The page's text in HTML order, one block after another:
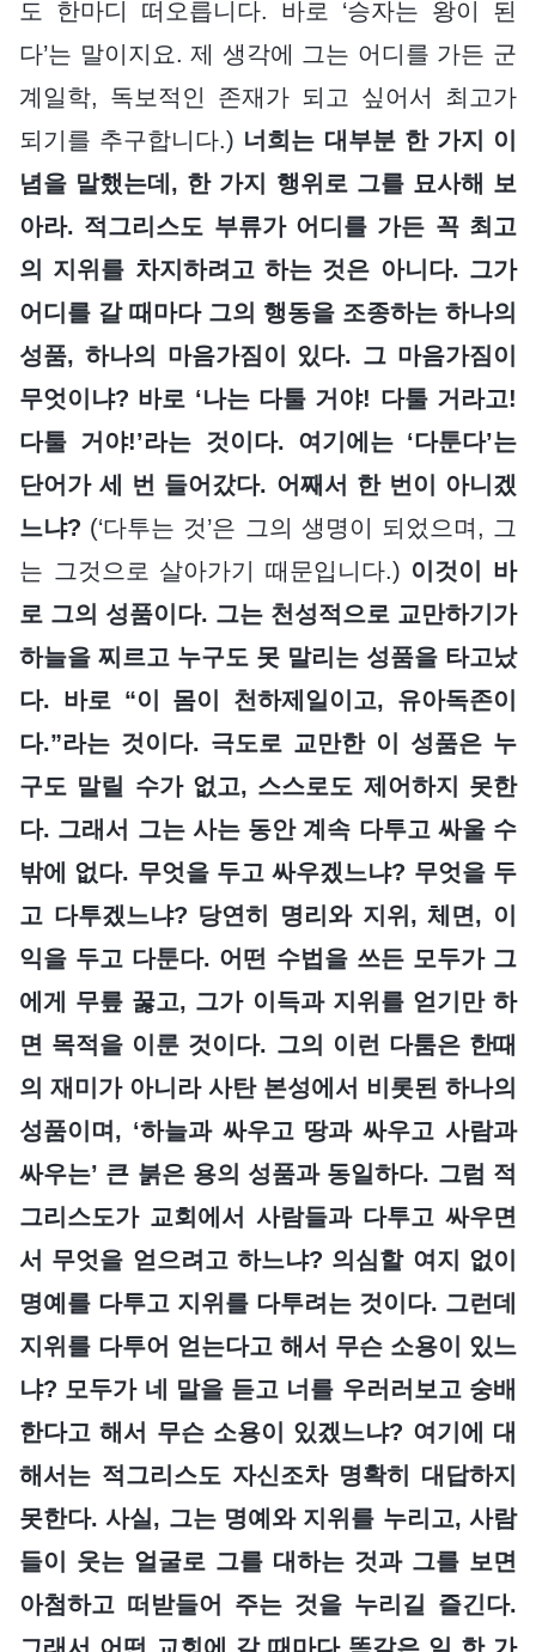
도 한마디 떠오릅니다. 바로 ‘승자는 왕이 된
다’는 말이지요. 제 생각에 그는 어디를 가든 군
계일학, 독보적인 존재가 되고 싶어서 최고가
되기를 추구합니다.) 너희는 대부분 한 가지 이
념을 말했는데, 한 가지 행위로 그를 묘사해 보
아라. 적그리스도 부류가 어디를 가든 꼭 최고
의 지위를 차지하려고 하는 것은 아니다. 그가
어디를 갈 때마다 그의 행동을 조종하는 하나의
성품, 하나의 마음가짐이 있다. 그 마음가짐이
무엇이냐? 바로 ‘나는 다툴 거야! 다툴 거라고!
다툴 거야!’라는 것이다. 여기에는 ‘다툰다’는
단어가 세 번 들어갔다. 어째서 한 번이 아니겠
느냐? (‘다투는 것’은 그의 생명이 되었으며, 그
는 그것으로 살아가기 때문입니다.) 이것이 바
로 그의 성품이다. 그는 천성적으로 교만하기가
하늘을 찌르고 누구도 못 말리는 성품을 타고났
다. 바로 “이 몸이 천하제일이고, 유아독존이
다.”라는 것이다. 극도로 교만한 이 성품은 누
구도 말릴 수가 없고, 스스로도 제어하지 못한
다. 그래서 그는 사는 동안 계속 다투고 싸울 수
밖에 없다. 무엇을 두고 싸우겠느냐? 무엇을 두
고 다투겠느냐? 당연히 명리와 지위, 체면, 이
익을 두고 다툰다. 어떤 수법을 쓰든 모두가 그
에게 무릎 꿇고, 그가 이득과 지위를 얻기만 하
면 목적을 이룬 것이다. 그의 이런 다툼은 한때
의 재미가 아니라 사탄 본성에서 비롯된 하나의
성품이며, ‘하늘과 싸우고 땅과 싸우고 사람과
싸우는’ 큰 붉은 용의 성품과 동일하다. 그럼 적
그리스도가 교회에서 사람들과 다투고 싸우면
서 무엇을 얻으려고 하느냐? 의심할 여지 없이
명예를 다투고 지위를 다투려는 것이다. 그런데
지위를 다투어 얻는다고 해서 무슨 소용이 있느
냐? 모두가 네 말을 듣고 너를 우러러보고 숭배
한다고 해서 무슨 소용이 있겠느냐? 여기에 대
해서는 적그리스도 자신조차 명확히 대답하지
못한다. 사실, 그는 명예와 지위를 누리고, 사람
들이 웃는 얼굴로 그를 대하는 것과 그를 보면
아첨하고 떠받들어 주는 것을 누리길 즐긴다.
그래서 어떤 교회에 갈 때마다 똑같은 일 한 가